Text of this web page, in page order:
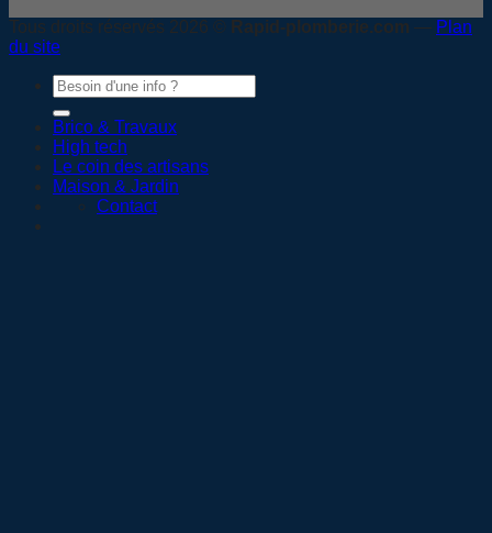
Tous droits réservés 2026 © Rapid-plomberie.com — Plan
du site
Brico & Travaux
High tech
Le coin des artisans
Maison & Jardin
Contact